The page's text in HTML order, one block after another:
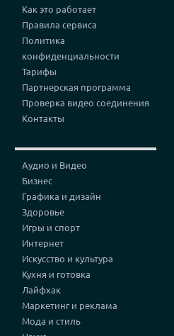
Как это работает
Правила сервиса
Политика
конфиденциальности
Тарифы
Партнерская программа
Проверка видео соединения
Контакты
Аудио и Видео
Бизнес
Графика и дизайн
Здоровье
Игры и спорт
Интернет
Искусство и культура
Кухня и готовка
Лайфхак
Маркетинг и реклама
Мода и стиль